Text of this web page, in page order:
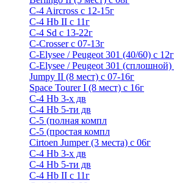
C-4 Airсross с 12-15г
C-4 Hb II с 11г
C-4 Sd c 13-22г
C-Crosser с 07-13г
C-Elysee / Peugeot 301 (40/60) с 12г
C-Elysee / Peugeot 301 (сплошной)
Jumpy II (8 мест) с 07-16г
Space Tourer I (8 мест) с 16г
С-4 Hb 3-х дв
С-4 Hb 5-ти дв
С-5 (полная компл
С-5 (простая компл
Cirtoen Jumper (3 места) с 06г
С-4 Hb 3-х дв
С-4 Hb 5-ти дв
C-4 Hb II с 11г